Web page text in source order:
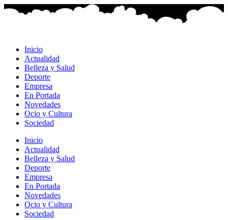
Ir
Inicio
Actualidad
Belleza y Salud
Deporte
Empresa
En Portada
Novedades
Ocio y Cultura
Sociedad
Inicio
Actualidad
Belleza y Salud
Deporte
Empresa
En Portada
Novedades
Ocio y Cultura
Sociedad